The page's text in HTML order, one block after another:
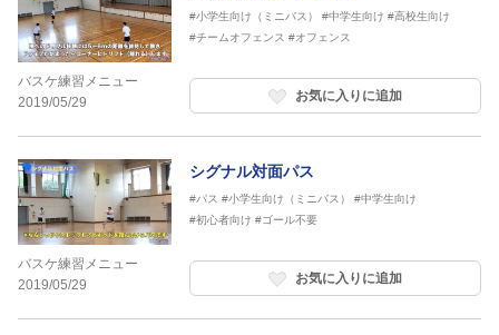
バスケ練習メニュー
2019/05/29
#小学生向け（ミニバス） #中学生向け #高校生向け
#チームオフェンス #オフェンス
お気に入りに追加
バスケ練習メニュー
2019/05/29
シグナル対面パス
#パス #小学生向け（ミニバス）
#中学生向け
#初心者向け #ゴール不要
お気に入りに追加